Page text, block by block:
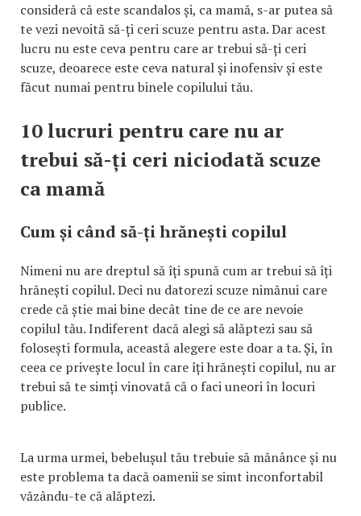
consideră că este scandalos și, ca mamă, s-ar putea să
te vezi nevoită să-ți ceri scuze pentru asta. Dar acest
lucru nu este ceva pentru care ar trebui să-ți ceri
scuze, deoarece este ceva natural și inofensiv și este
făcut numai pentru binele copilului tău.
10 lucruri pentru care nu ar
trebui să-ți ceri niciodată scuze
ca mamă
Cum și când să-ți hrănești copilul
Nimeni nu are dreptul să îți spună cum ar trebui să îți
hrănești copilul. Deci nu datorezi scuze nimănui care
crede că știe mai bine decât tine de ce are nevoie
copilul tău. Indiferent dacă alegi să alăptezi sau să
folosești formula, această alegere este doar a ta. Și, în
ceea ce privește locul în care îți hrănești copilul, nu ar
trebui să te simți vinovată că o faci uneori în locuri
publice.
La urma urmei, bebelușul tău trebuie să mănânce și nu
este problema ta dacă oamenii se simt inconfortabil
văzându-te că alăptezi.